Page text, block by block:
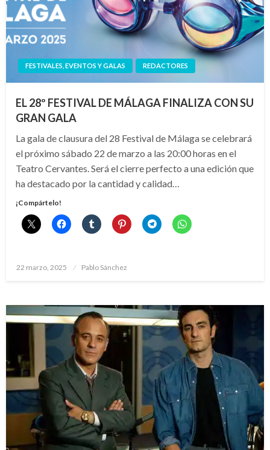
FESTIVALES, EVENTOS Y GALAS REDACTORES
EL 28º FESTIVAL DE MÁLAGA FINALIZA CON SU
GRAN GALA
La gala de clausura del 28 Festival de Málaga se celebrará
el próximo sábado 22 de marzo a las 20:00 horas en el
Teatro Cervantes. Será el cierre perfecto a una edición que
ha destacado por la cantidad y calidad…
¡Compártelo!
Publicado
22 marzo, 2025 Pablo Sánchez